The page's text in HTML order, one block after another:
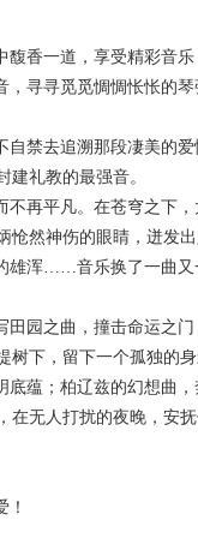
香一道，享受精彩音乐
寻寻觅觅惆惆怅怅的琴
禁去追溯那段凄美的爱
礼教的最强音。
再平凡。在苍穹之下，
然神伤的眼睛，迸发出
雄浑……音乐换了一曲又
园之曲，撞击命运之门
树下，留下一个孤独的
蕴；柏辽兹的幻想曲，
在无人打扰的夜晚，安